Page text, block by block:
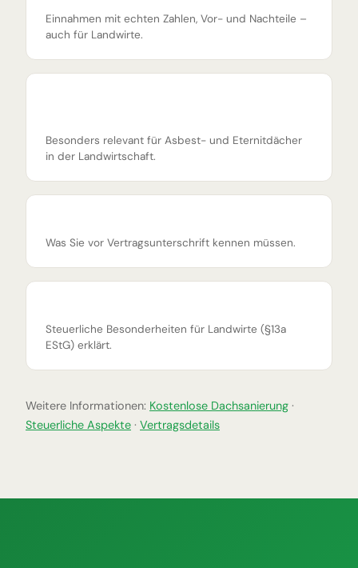
Einnahmen mit echten Zahlen, Vor- und Nachteile –
auch für Landwirte.
Besonders relevant für Asbest- und Eternitdächer
in der Landwirtschaft.
Was Sie vor Vertragsunterschrift kennen müssen.
Steuerliche Besonderheiten für Landwirte (§13a
EStG) erklärt.
Weitere Informationen: Kostenlose Dachsanierung ·
Steuerliche Aspekte · Vertragsdetails